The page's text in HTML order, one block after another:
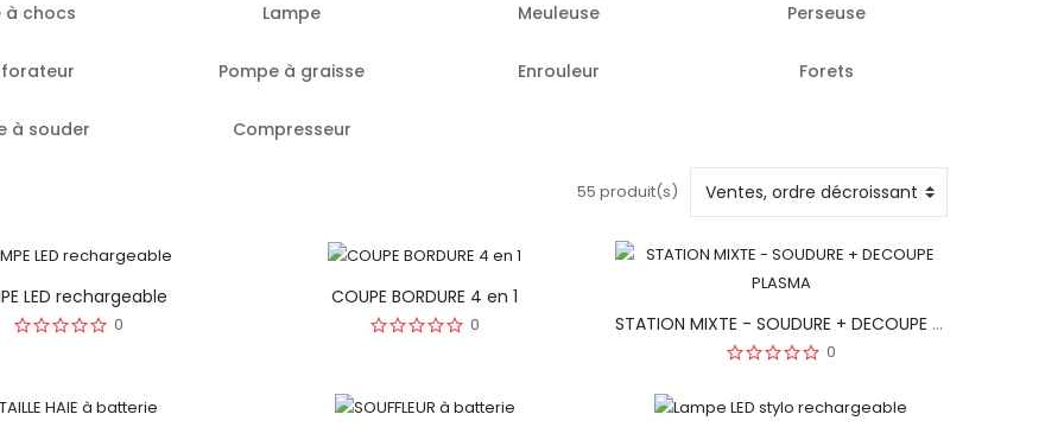
à chocs Lampe Meuleuse Perseuse
Pompe à graisse Enrouleur Forets
à souder Compresseur
55 produit(s)
LED rechargeable
0
COUPE BORDURE 4 en 1
0 STATION MIXTE - SOUDURE + DECOUPE PLASMA
0